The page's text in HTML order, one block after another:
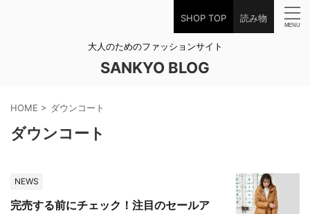
SHOP TOP 読み物
大人のためのファッションサイト
SANKYO BLOG
HOME > ダウンコート
ダウンコート
NEWS
完売する前にチェック！注目のセールア